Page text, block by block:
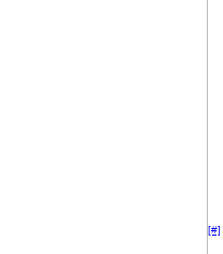
[#]